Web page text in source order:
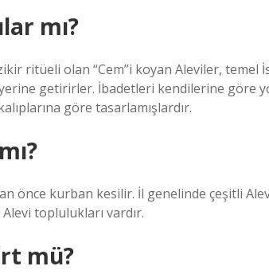
mı?
ritüeli olan “Cem”i koyan Aleviler,
getirirler. İbadetleri kendilerine göre
göre tasarlamışlardır.
önce kurban kesilir. İl genelinde çeşitli
toplulukları vardır.
mü?